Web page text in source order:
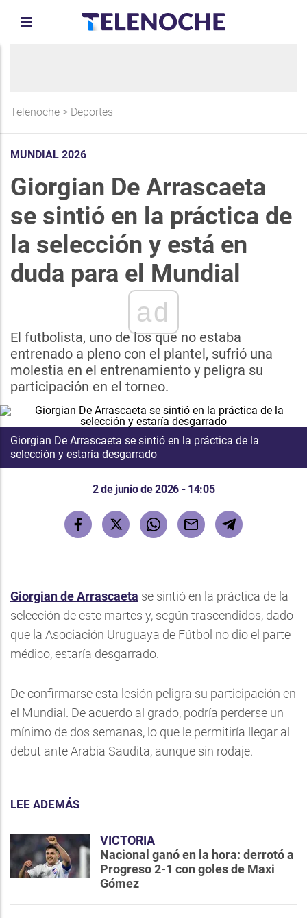
Telenoche > Deportes
MUNDIAL 2026
Giorgian De Arrascaeta
se sintió en la práctica de
la selección y está en
duda para el Mundial
ad
El futbolista, uno de los que no estaba
entrenado a pleno con el plantel, sufrió una
molestia en el entrenamiento y peligra su
participación en el torneo.
Giorgian De Arrascaeta se sintió en la práctica de la
selección y estaría desgarrado
2 de junio de 2026 - 14:05
Giorgian de Arrascaeta se sintió en la práctica de la
selección de este martes y, según trascendidos, dado
que la Asociación Uruguaya de Fútbol no dio el parte
médico, estaría desgarrado.
De confirmarse esta lesión peligra su participación en
el Mundial. De acuerdo al grado, podría perderse un
mínimo de dos semanas, lo que le permitiría llegar al
debut ante Arabia Saudita, aunque sin rodaje.
LEE ADEMÁS
VICTORIA
Nacional ganó en la hora: derrotó a
Progreso 2-1 con goles de Maxi
Gómez